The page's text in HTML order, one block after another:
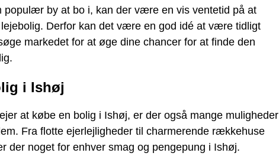
populær by at bo i, kan der være en vis ventetid på at
Derfor kan det være en god idé at være tidligt
markedet for at øge dine chancer for at finde den
i Ishøj
at købe en bolig i Ishøj, er der også mange muligheder
Fra flotte ejerlejligheder til charmerende rækkehuse
der noget for enhver smag og pengepung i Ishøj.